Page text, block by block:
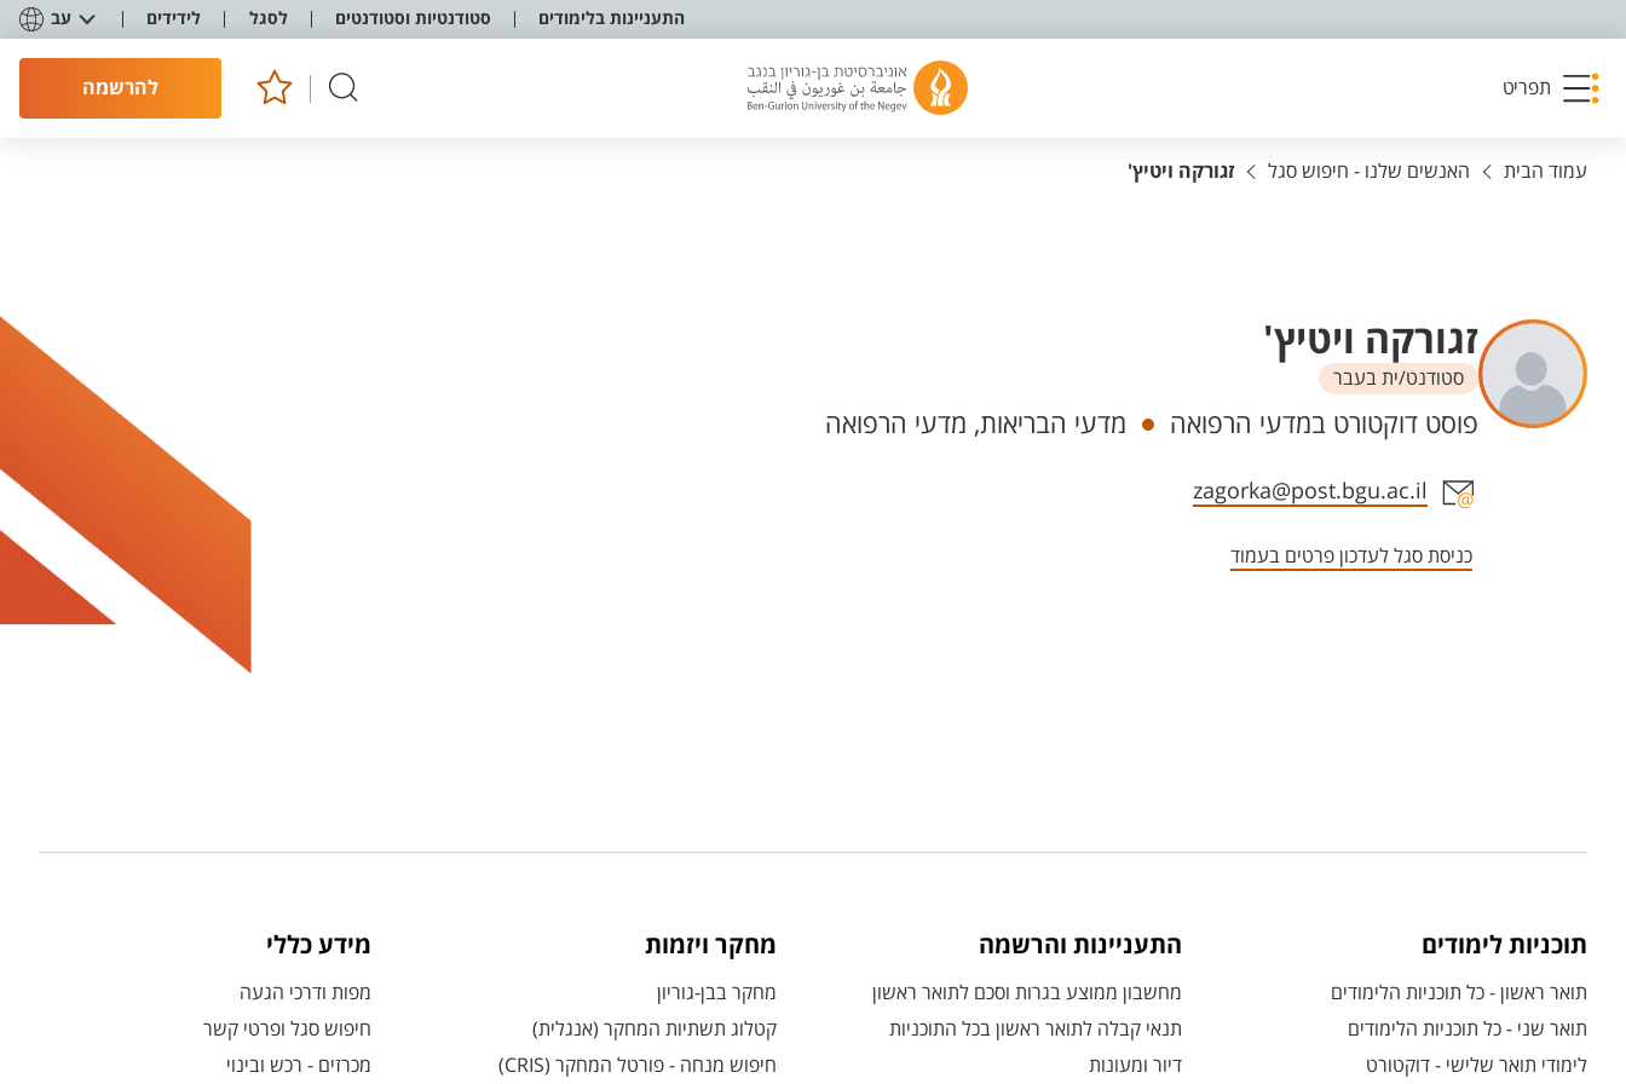
התעניינות בלימודים סטודנטיות וסטודנטים לסגל לידידים עב
תפריט להרשמה
עמוד הבית האנשים שלנו - חיפוש סגל זגורקה ויטיץ'
זגורקה ויטיץ'
סטודנט/ית בעבר
יחידות
פוסט דוקטורט במדעי הרפואה מדעי הבריאות, מדעי הרפואה
אזור צור קשר עם איש הסגל
zagorka@post.bgu.ac.il
כניסת סגל לעדכון פרטים בעמוד
תוכניות לימודים
תואר ראשון - כל תוכניות הלימודים
תואר שני - כל תוכניות הלימודים
לימודי תואר שלישי - דוקטורט
התעניינות והרשמה
מחשבון ממוצע בגרות וסכם לתואר ראשון
תנאי קבלה לתואר ראשון בכל התוכניות
דיור ומעונות
מחקר ויזמות
מחקר בבן-גוריון
קטלוג תשתיות המחקר (אנגלית)
חיפוש מנחה - פורטל המחקר (CRIS)
מידע כללי
מפות ודרכי הגעה
חיפוש סגל ופרטי קשר
מכרזים - רכש ובינוי